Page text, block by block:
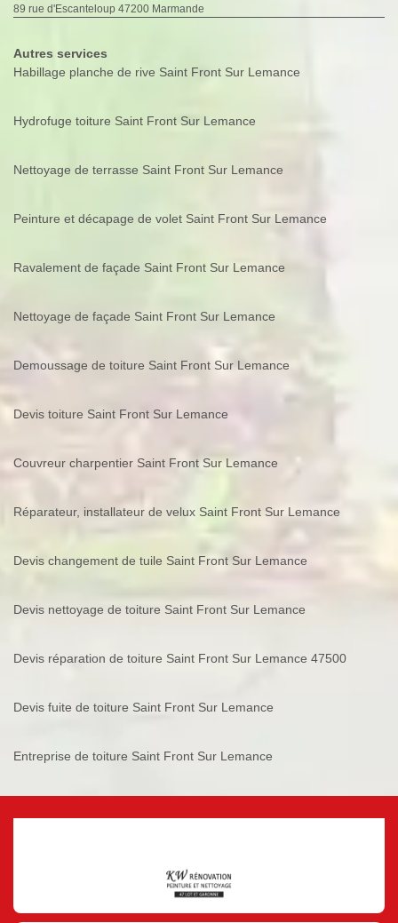
89 rue d'Escanteloup 47200 Marmande
Autres services
Habillage planche de rive Saint Front Sur Lemance
Hydrofuge toiture Saint Front Sur Lemance
Nettoyage de terrasse Saint Front Sur Lemance
Peinture et décapage de volet Saint Front Sur Lemance
Ravalement de façade Saint Front Sur Lemance
Nettoyage de façade Saint Front Sur Lemance
Demoussage de toiture Saint Front Sur Lemance
Devis toiture Saint Front Sur Lemance
Couvreur charpentier Saint Front Sur Lemance
Réparateur, installateur de velux Saint Front Sur Lemance
Devis changement de tuile Saint Front Sur Lemance
Devis nettoyage de toiture Saint Front Sur Lemance
Devis réparation de toiture Saint Front Sur Lemance 47500
Devis fuite de toiture Saint Front Sur Lemance
Entreprise de toiture Saint Front Sur Lemance